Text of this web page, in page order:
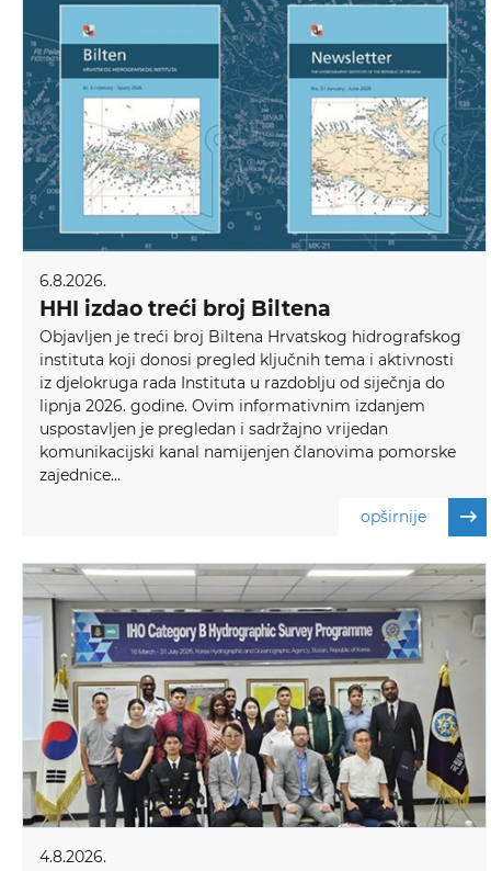
6.8.2026.
HHI izdao treći broj Biltena
Objavljen je treći broj Biltena Hrvatskog hidrografskog
instituta koji donosi pregled ključnih tema i aktivnosti
iz djelokruga rada Instituta u razdoblju od siječnja do
lipnja 2026. godine. Ovim informativnim izdanjem
uspostavljen je pregledan i sadržajno vrijedan
komunikacijski kanal namijenjen članovima pomorske
zajednice...
opširnije
4.8.2026.